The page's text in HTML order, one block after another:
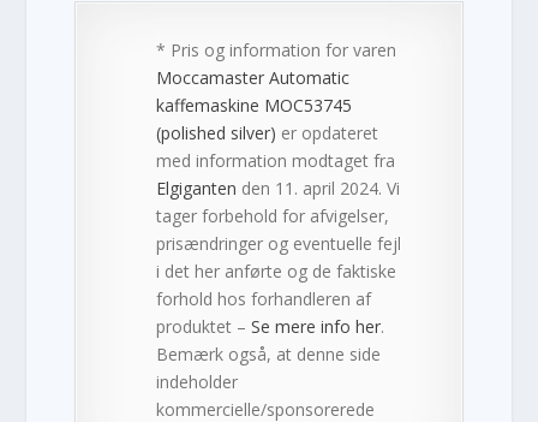
* Pris og information for varen
Moccamaster Automatic
kaffemaskine MOC53745
(polished silver) er opdateret
med information modtaget fra
Elgiganten den 11. april 2024. Vi
tager forbehold for afvigelser,
prisændringer og eventuelle fejl
i det her anførte og de faktiske
forhold hos forhandleren af
produktet –Se mere info her.
Bemærk også, at denne side
indeholder
kommercielle/sponsorerede